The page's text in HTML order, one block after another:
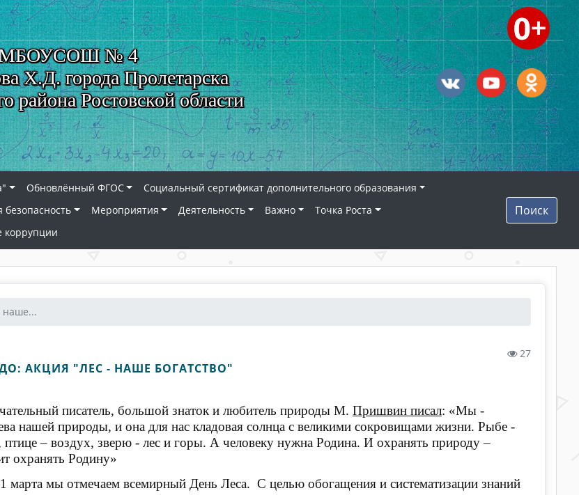
№ 4
Х.Д. города Пролетарска
района Ростовской области
Обновлённый ФГОС
Социальный сертификат дополнительного образования
Мероприятия Деятельность Важно
Точка Роста
коррупции
Поиск
27
АКЦИЯ "ЛЕС - НАШЕ БОГАТСТВО"
писатель, большой знаток и любитель природы М. Пришвин писал: «Мы -
нашей природы, и она для нас кладовая солнца с великими сокровищами жизни. Рыбе -
птице – воздух, зверю - лес и горы. А человеку нужна Родина. И охранять природу –
охранять Родину»
марта мы отмечаем всемирный День Леса. С целью обогащения и систематизации знаний